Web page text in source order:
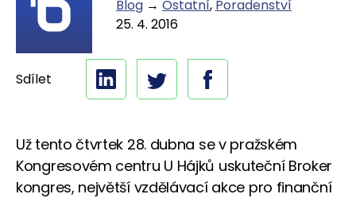
Blog → Ostatní, Poradenství
25. 4. 2016
Sdílet
Už tento čtvrtek 28. dubna se v pražském
Kongresovém centru U Hájků uskuteční Broker
kongres, největší vzdělávací akce pro finanční